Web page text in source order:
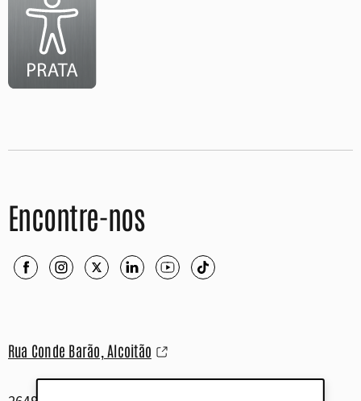
Encontre-nos
Rua Conde Barão, Alcoitão